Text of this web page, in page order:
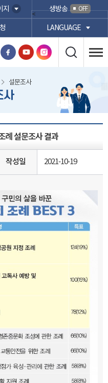
지 생방송 OFF
<
LANGUAGE
설문조사
사
례 설문조사 결과
작성일 2021-10-19